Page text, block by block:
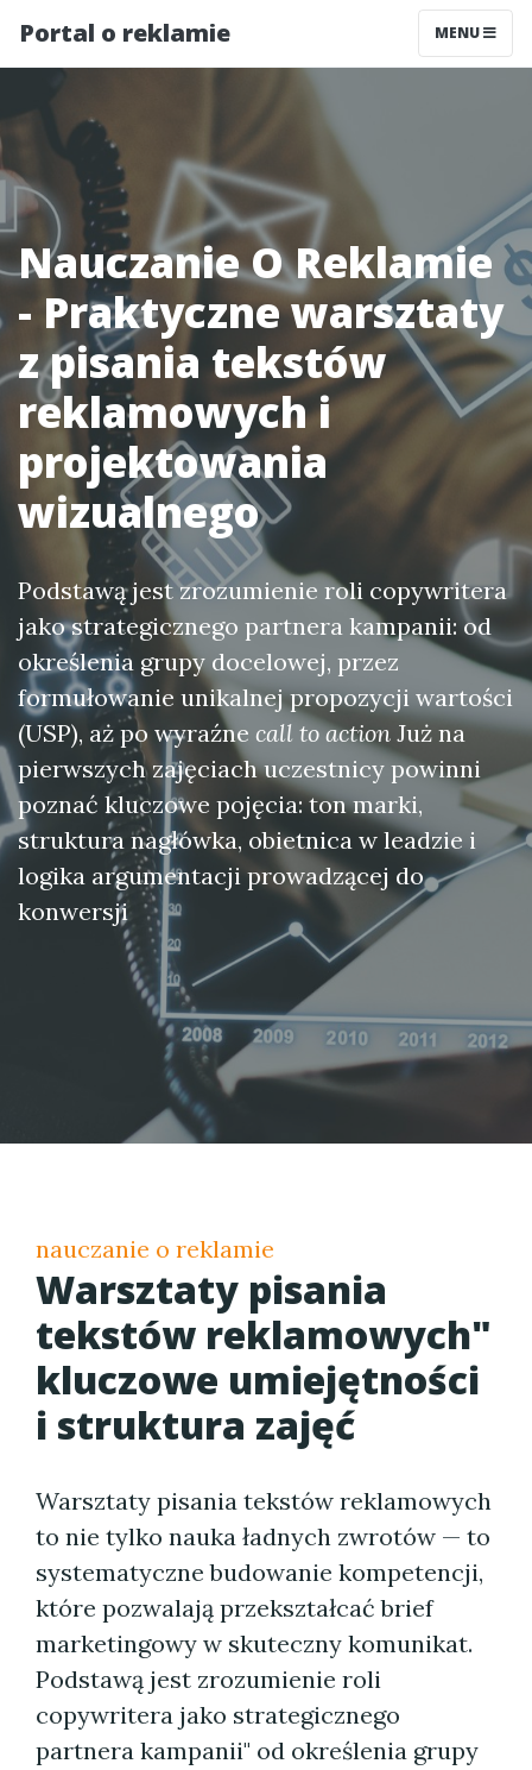
Portal o reklamie MENU
Nauczanie O Reklamie
- Praktyczne warsztaty
z pisania tekstów
reklamowych i
projektowania
wizualnego
Podstawą jest zrozumienie roli copywritera
jako strategicznego partnera kampanii: od
określenia grupy docelowej, przez
formułowanie unikalnej propozycji wartości
(USP), aż po wyraźne call to action Już na
pierwszych zajęciach uczestnicy powinni
poznać kluczowe pojęcia: ton marki,
struktura nagłówka, obietnica w leadzie i
logika argumentacji prowadzącej do
konwersji
nauczanie o reklamie
Warsztaty pisania
tekstów reklamowych"
kluczowe umiejętności
i struktura zajęć
Warsztaty pisania tekstów reklamowych
to nie tylko nauka ładnych zwrotów — to
systematyczne budowanie kompetencji,
które pozwalają przekształcać brief
marketingowy w skuteczny komunikat.
Podstawą jest zrozumienie roli
copywritera jako strategicznego
partnera kampanii" od określenia grupy